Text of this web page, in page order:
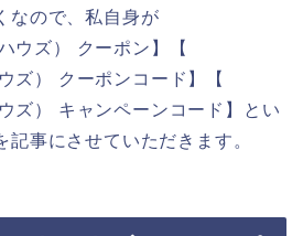
なので、私自身が
ウズ） クーポン】【
ズ） クーポンコード】【
ズ） キャンペーンコード】とい
記事にさせていただきます。